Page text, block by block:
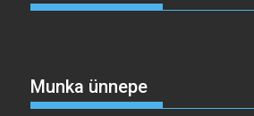
Munka ünnepe